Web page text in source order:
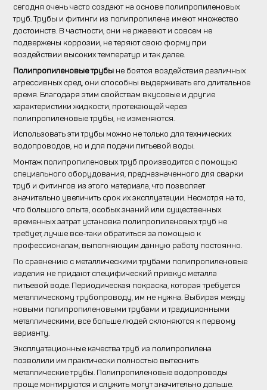
сегодня очень часто создают на основе полипропиленовых
труб. Трубы и фитинги из полипропилена имеют множество
достоинств. В частности, они не ржавеют и совсем не
подвержены коррозии, не теряют свою форму при
воздействии высоких температур и так далее.
Полипропиленовые трубы не боятся воздействия различных
агрессивных сред, они способны выдерживать его длительное
время. Благодаря этим свойствам вкусовые и другие
характеристики жидкости, протекающей через
полипропиленовые трубы, не изменяются.
Использовать эти трубы можно не только для технических
водопроводов, но и для подачи питьевой воды.
Монтаж полипропиленовых труб производится с помощью
специального оборудования, предназначенного для сварки
труб и фитингов из этого материала, что позволяет
значительно увеличить срок их эксплуатации. Несмотря на то,
что большого опыта, особых знаний или существенных
временных затрат установка полипропиленовых труб не
требует, лучше все-таки обратиться за помощью к
профессионалам, выполняющим данную работу постоянно.
По сравнению с металлическими трубами полипропиленовые
изделия не придают специфический привкус металла
питьевой воде. Периодическая покраска, которая требуется
металлическому трубопроводу, им не нужна. Выбирая между
новыми полипропиленовыми трубами и традиционными
металлическими, все больше людей склоняются к первому
варианту.
Эксплуатационные качества труб из полипропилена
позволили им практически полностью вытеснить
металлические трубы. Полипропиленовые водопроводы
проще монтируются и служить могут значительно дольше.